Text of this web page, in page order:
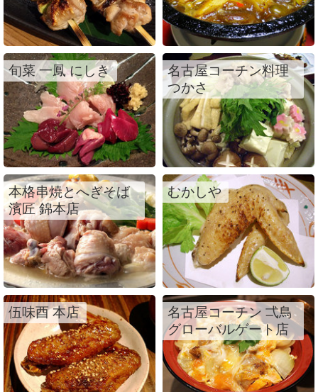
旬菜 一鳳 にしき
名古屋コーチン料理
つかさ
本格串焼とへぎそば
濱匠 錦本店
むかしや
伍味酉 本店
名古屋コーチン 弌鳥
グローバルゲート店